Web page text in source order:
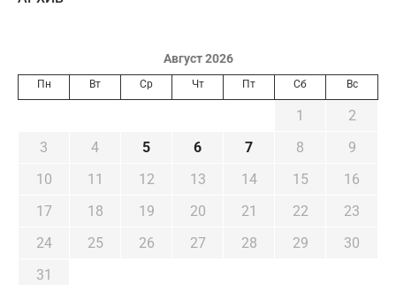
Август 2026
Пн Вт Ср Чт Пт Сб Вс
1
2
3
4 5 6 7 8
9
10
11 12 13 14 15
16
17
18 19 20 21 22
23
24
25 26 27 28 29
30
31